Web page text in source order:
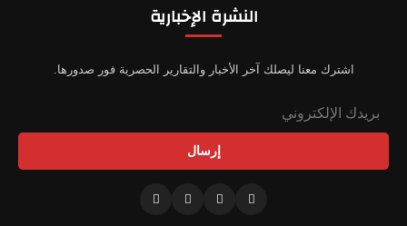
النشرة الإخبارية
اشترك معنا ليصلك آخر الأخبار والتقارير الحصرية فور صدورها.
إرسال